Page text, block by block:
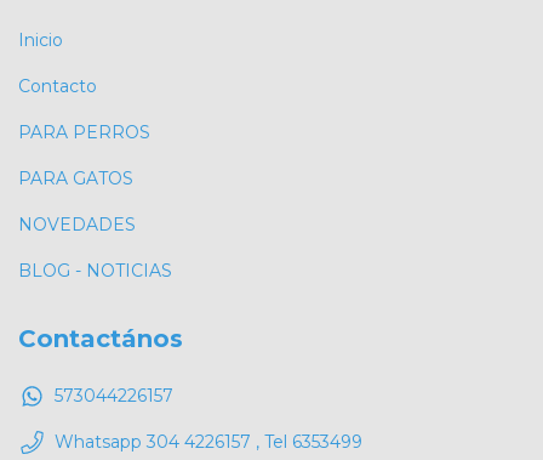
Inicio
Contacto
PARA PERROS
PARA GATOS
NOVEDADES
BLOG - NOTICIAS
Contactános
573044226157
Whatsapp 304 4226157 , Tel 6353499